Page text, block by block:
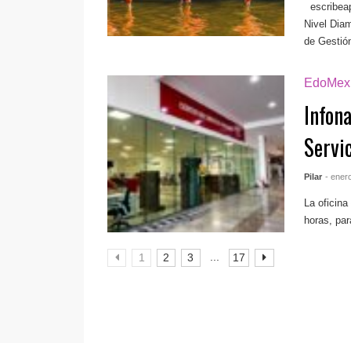
Nivel
de
EdoMex
Pilar -
La
horas,
1 2 3 17